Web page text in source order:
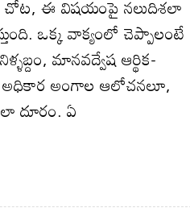
చోట, ఈ విషయంపై నలుదిశలా
ఒక్క వాక్యంలో చెప్పాలంటే
మానవద్వేష ఆర్థిక-
అధికార అంగాల ఆలోచనలూ,
దూరం. ఏ